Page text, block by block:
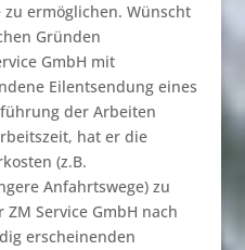
ermöglichen. Wünscht
Gründen
GmbH mit
Eilentsendung eines
der Arbeiten
hat er die
(z.B.
Anfahrtswege) zu
Service GmbH nach
erscheinenden